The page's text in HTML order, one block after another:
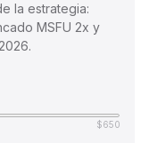
la estrategia:
MSFU 2x y
$650